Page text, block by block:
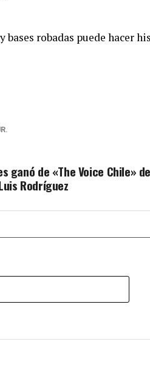
robadas puede hacer
ganó de «The Voice Chile»
Rodríguez